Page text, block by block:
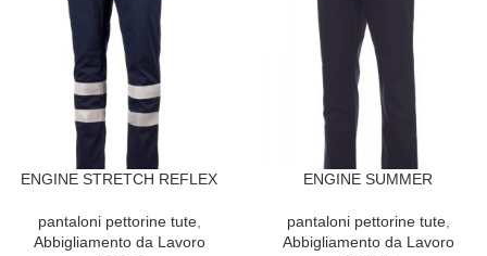
ENGINE STRETCH REFLEX
pantaloni pettorine tute,
Abbigliamento da Lavoro
ENGINE SUMMER
pantaloni pettorine tute,
Abbigliamento da Lavoro